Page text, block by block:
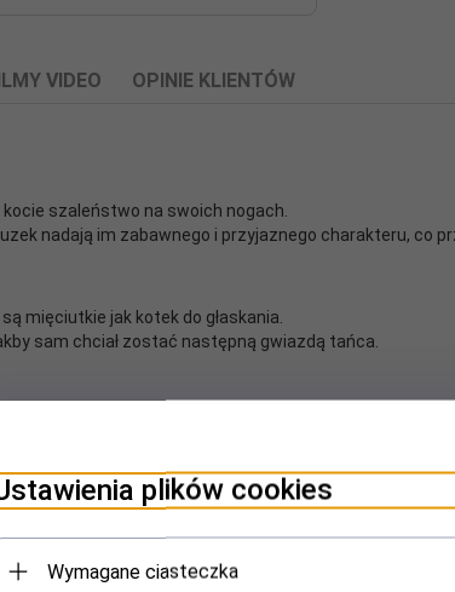
VIDEO OPINIE KLIENTÓW
kocie szaleństwo na swoich nogach.
nadają im zabawnego i przyjaznego charakteru, co
mięciutkie jak kotek do głaskania.
sam chciał zostać następną gwiazdą tańca.
Łatwo je zestawić z różnymi ubraniami, tworząc
są idealnym canvasem dla małych artystów, którzy
a konkretnie kotki na pięcie! To dodaje im
plików cookies
Wymagane ciasteczka